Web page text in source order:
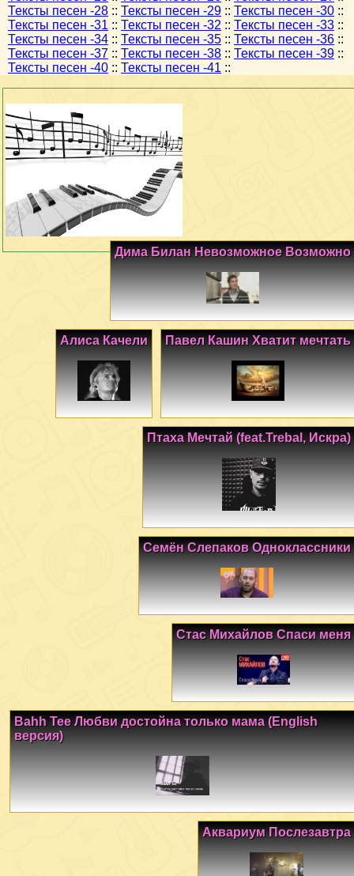
Тексты песен -28 :: Тексты песен -29 :: Тексты песен -30 ::
Тексты песен -31 :: Тексты песен -32 :: Тексты песен -33 ::
Тексты песен -34 :: Тексты песен -35 :: Тексты песен -36 ::
Тексты песен -37 :: Тексты песен -38 :: Тексты песен -39 ::
Тексты песен -40 :: Тексты песен -41 ::
Дима Билан Невозможное Возможно
Павел Кашин Хватит мечтать
Алиса Качели
Птаха Мечтай (feat.Trebal, Искра)
Семён Слепаков Одноклассники
Стас Михайлов Спаси меня
Bahh Tee Любви достойна только мама (English
версия)
Аквариум Послезавтра